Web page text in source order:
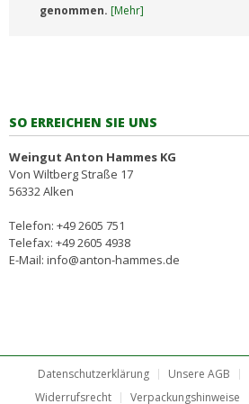
genommen. [Mehr]
SO ERREICHEN SIE UNS
Weingut Anton Hammes KG
Von Wiltberg Straße 17
56332 Alken
Telefon: +49 2605 751
Telefax: +49 2605 4938
E-Mail: info@anton-hammes.de
Datenschutzerklärung Unsere AGB
Widerrufsrecht
Verpackungshinweise